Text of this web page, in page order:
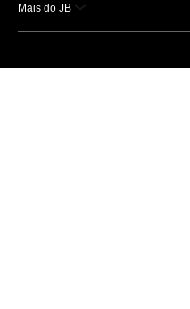
Mais do JB
Esportes